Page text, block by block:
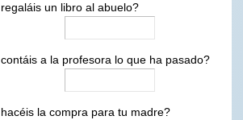
un libro al abuelo?
a la profesora lo que ha pasado?
la compra para tu madre?